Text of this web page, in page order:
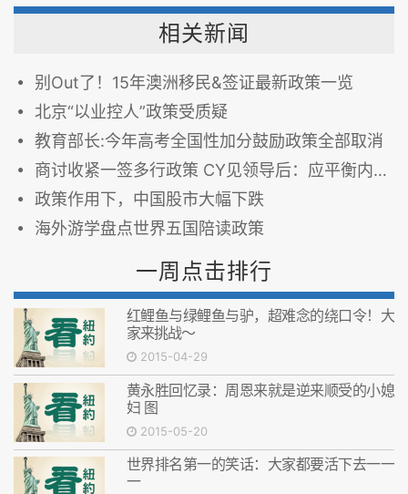
相关新闻
别Out了！15年澳洲移民&签证最新政策一览
北京“以业控人”政策受质疑
教育部长:今年高考全国性加分鼓励政策全部取消
商讨收紧一签多行政策 CY见领导后：应平衡内地人需要
政策作用下，中国股市大幅下跌
海外游学盘点世界五国陪读政策
一周点击排行
红鲤鱼与绿鲤鱼与驴，超难念的绕口令！大
家来挑战～
2015-04-29
黄永胜回忆录：周恩来就是逆来顺受的小媳
妇 图
2015-05-20
世界排名第一的笑话：大家都要活下去一一
一